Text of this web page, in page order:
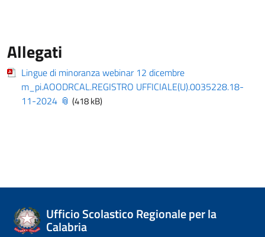
Allegati
Lingue di minoranza webinar 12 dicembre
m_pi.AOODRCAL.REGISTRO UFFICIALE(U).0035228.18-
11-2024
(418 kB)
Ufficio Scolastico Regionale per la
Calabria